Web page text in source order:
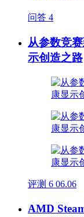
问答 4
从参数竞
示创造之路
评测 6 06.06
AMD